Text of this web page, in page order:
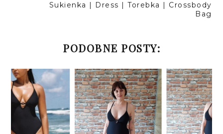
Sukienka | Dress | Torebka | Crossbody
Bag
PODOBNE POSTY: